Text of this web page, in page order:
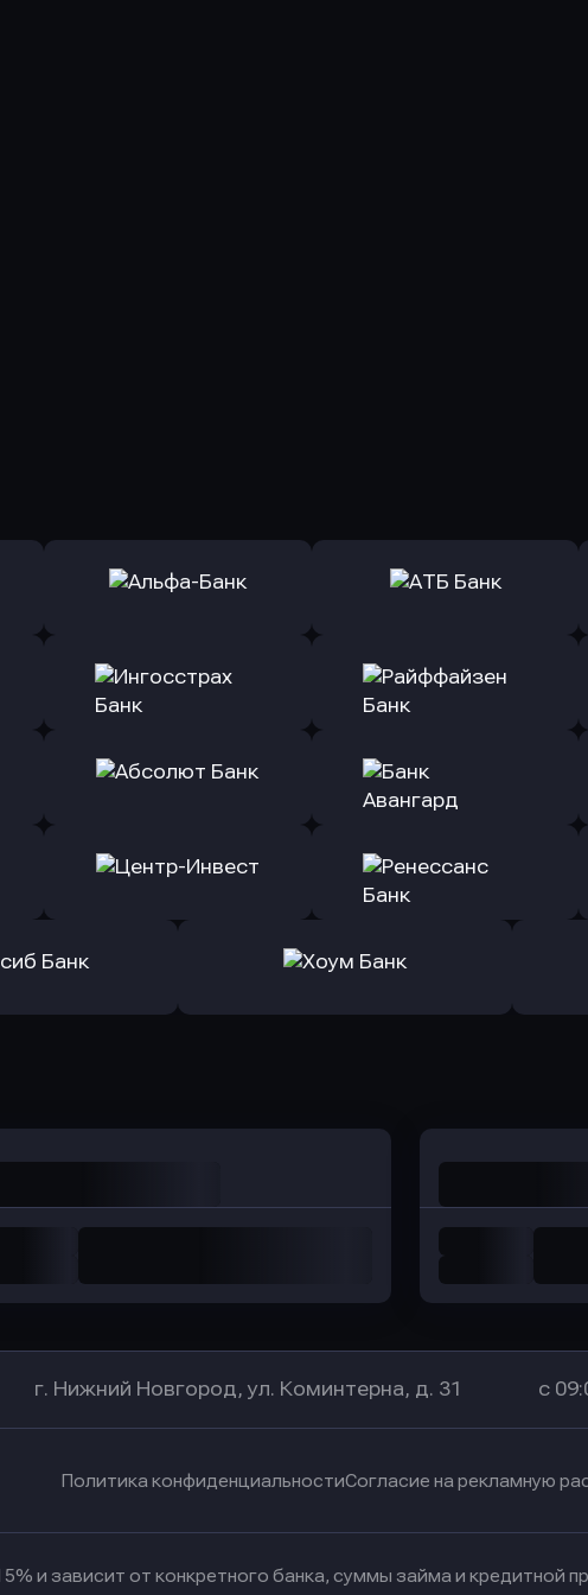
Оправить заявку
в Альфа-Банк
Оправить заявку
в АТБ Банк
Оправить заявку
Оправить заявку
в Райффайзен Банк
Оправить заявку
Оправить заявку
в Банк Авангард
Оправить заявку
г. Нижний Новгород, ул. Коминтерна, д. 31 с
Политика конфиденциальностиСогласие на рекламную
и зависит от конкретного банка, суммы займа и кредитной